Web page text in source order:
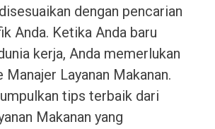
dengan pencarian
Anda. Ketika Anda baru
kerja, Anda memerlukan
Layanan Makanan.
tips terbaik dari
Makanan yang